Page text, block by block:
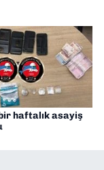
haftalık asayiş